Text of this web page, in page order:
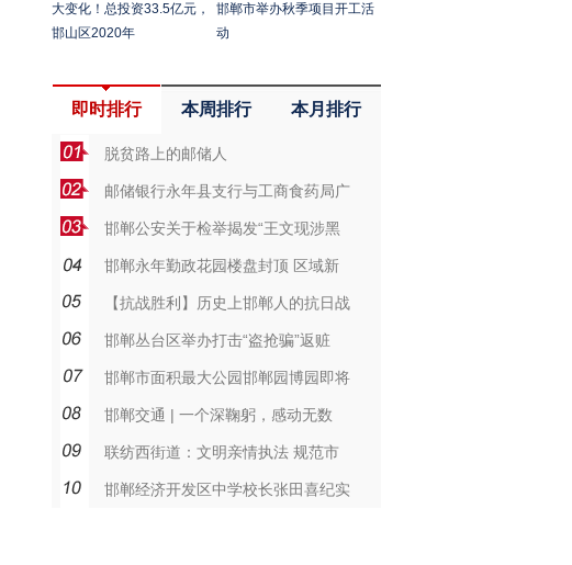
大变化！总投资33.5亿元，
邯山区2020年
邯郸市举办秋季项目开工活
动
即时排行 本周排行 本月排行
脱贫路上的邮储人
邮储银行永年县支行与工商食药局广
邯郸公安关于检举揭发“王文现涉黑
邯郸永年勤政花园楼盘封顶 区域新
【抗战胜利】历史上邯郸人的抗日战
邯郸丛台区举办打击“盗抢骗”返赃
邯郸市面积最大公园邯郸园博园即将
邯郸交通 | 一个深鞠躬，感动无数
联纺西街道：文明亲情执法 规范市
邯郸经济开发区中学校长张田喜纪实